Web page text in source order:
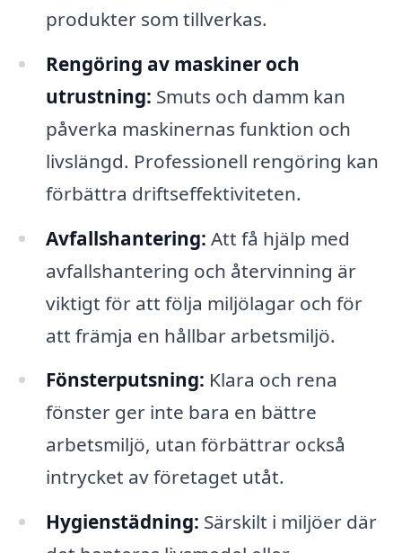
produkter som tillverkas.
Rengöring av maskiner och
utrustning: Smuts och damm kan
påverka maskinernas funktion och
livslängd. Professionell rengöring kan
förbättra driftseffektiviteten.
Avfallshantering: Att få hjälp med
avfallshantering och återvinning är
viktigt för att följa miljölagar och för
att främja en hållbar arbetsmiljö.
Fönsterputsning: Klara och rena
fönster ger inte bara en bättre
arbetsmiljö, utan förbättrar också
intrycket av företaget utåt.
Hygienstädning: Särskilt i miljöer där